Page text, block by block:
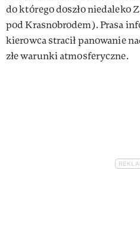
do którego doszło niedaleko
pod Krasnobrodem). Prasa
kierowca stracił panowanie
złe warunki atmosferyczne.